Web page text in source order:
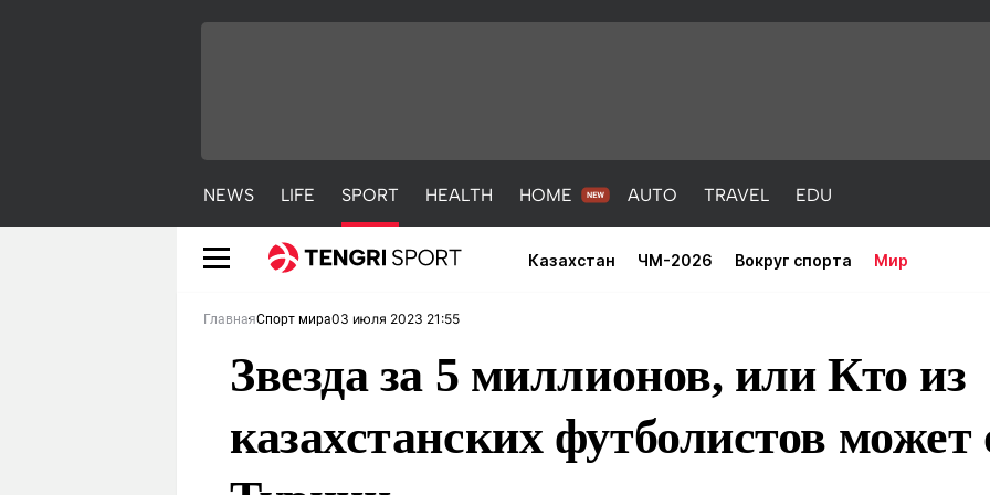
NEWS LIFE SPORT HEALTH HOME AUTO TRAVEL EDU
Казахстан ЧМ-2026 Вокруг спорта Мир
Новости
HEALTH
ГлавнаяСпорт мира03 июля 2023 21:55
Звезда за 5 миллионов, или Кто из
казахстанских футболистов может